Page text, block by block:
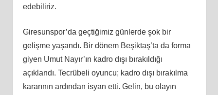
edebiliriz.
Giresunspor’da geçtiğimiz günlerde şok bir
gelişme yaşandı. Bir dönem Beşiktaş’ta da forma
giyen Umut Nayır’ın kadro dışı bırakıldığı
açıklandı. Tecrübeli oyuncu; kadro dışı bırakılma
kararının ardından isyan etti. Gelin, bu olayın